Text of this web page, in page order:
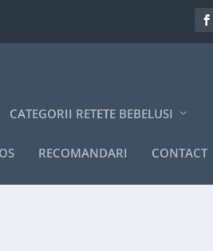
CATEGORII RETETE BEBELUSI
RECOMANDARI CONTACT